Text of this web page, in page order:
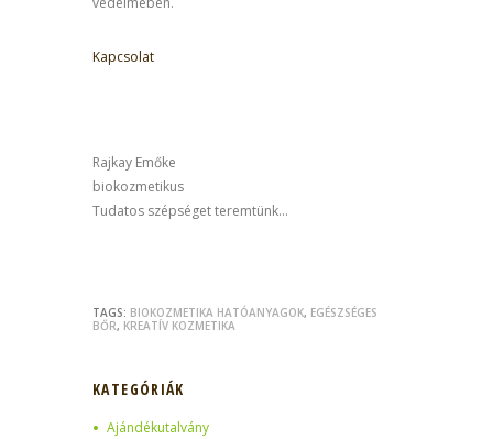
Kapcsolat
Rajkay Emőke
biokozmetikus
Tudatos szépséget teremtünk…
TAGS: BIOKOZMETIKA HATÓANYAGOK, EGÉSZSÉGES
BŐR, KREATÍV KOZMETIKA
KATEGÓRIÁK
Ajándékutalvány